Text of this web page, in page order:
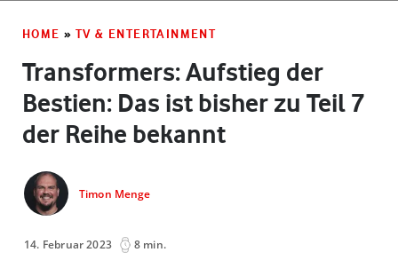
HOME » TV & ENTERTAINMENT
Transformers: Aufstieg der
Bestien: Das ist bisher zu Teil 7
der Reihe bekannt
Timon Menge
14. Februar 2023 8 min.